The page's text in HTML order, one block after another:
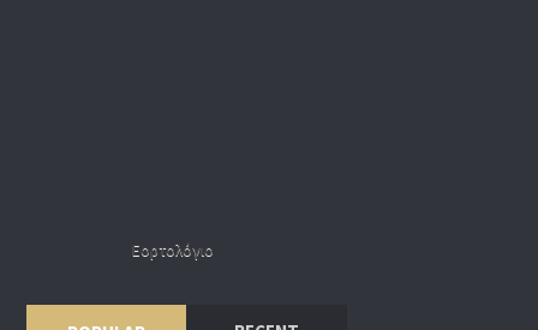
Εορτολόγιο